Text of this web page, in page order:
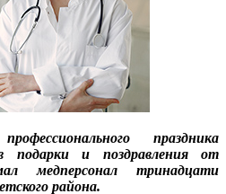
праздника
подарки и поздравления от
медперсонал тринадцати
района.